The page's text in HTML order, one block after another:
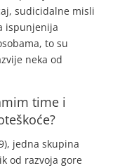
sudicidalne misli
ispunjenija
to su
neka od
time i
jedna skupina
od razvoja gore